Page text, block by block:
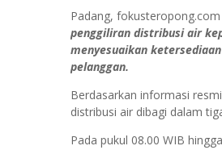
Padang,
penggiliran distribusi air
menyesuaikan
pelanggan.
Berdasarkan informasi
distribusi air dibagi dalam
Pada pukul 08.00 WIB